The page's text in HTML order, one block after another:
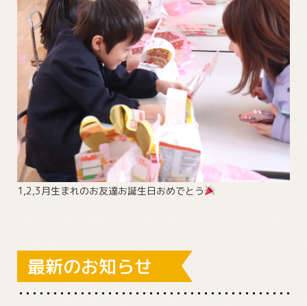
1,2,3月生まれのお友達お誕生日おめでとう
最新のお知らせ